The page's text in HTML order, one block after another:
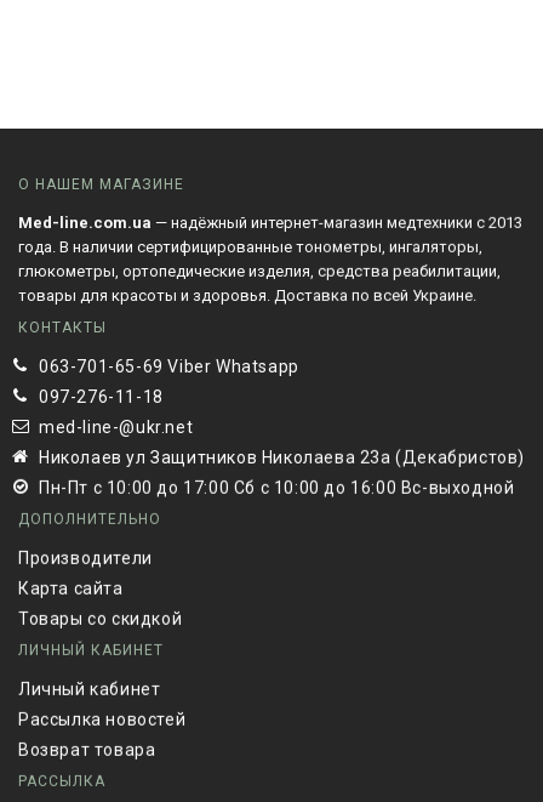
О НАШЕМ МАГАЗИНЕ
Med-line.com.ua — надёжный интернет-магазин медтехники с 2013
года. В наличии сертифицированные тонометры, ингаляторы,
глюкометры, ортопедические изделия, средства реабилитации,
товары для красоты и здоровья. Доставка по всей Украине.
КОНТАКТЫ
063-701-65-69 Viber Whatsapp
097-276-11-18
med-line-@ukr.net
Николаев ул Защитников Николаева 23а (Декабристов)
Пн-Пт с 10:00 до 17:00 Сб с 10:00 до 16:00 Вс-выходной
ДОПОЛНИТЕЛЬНО
Производители
Карта сайта
Товары со скидкой
ЛИЧНЫЙ КАБИНЕТ
Личный кабинет
Рассылка новостей
Возврат товара
РАССЫЛКА